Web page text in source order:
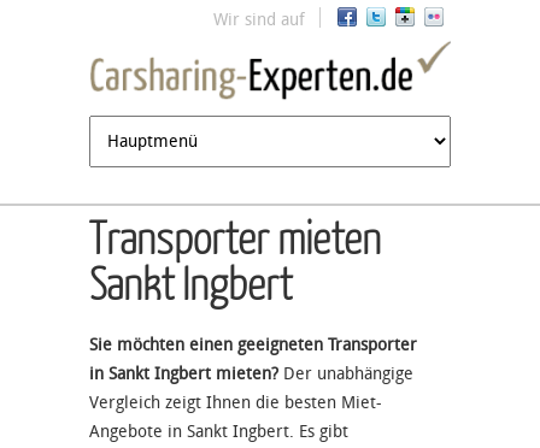
Jump to navigation
Wir sind auf
Transporter mieten
Sankt Ingbert
Sie möchten einen geeigneten Transporter
in Sankt Ingbert mieten? Der unabhängige
Vergleich zeigt Ihnen die besten Miet-
Angebote in Sankt Ingbert. Es gibt